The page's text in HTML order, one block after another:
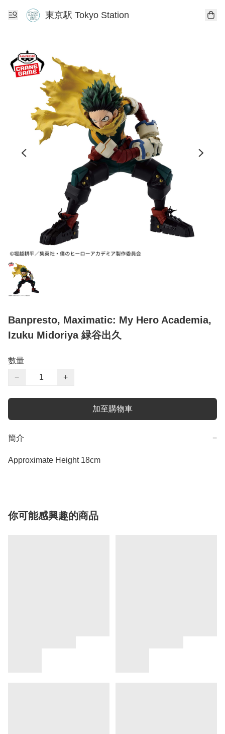
東京駅 Tokyo Station
Banpresto, Maximatic: My Hero Academia,
Izuku Midoriya 緑谷出久
數量
−
+
加至購物車
簡介 −
你可能感興趣的商品